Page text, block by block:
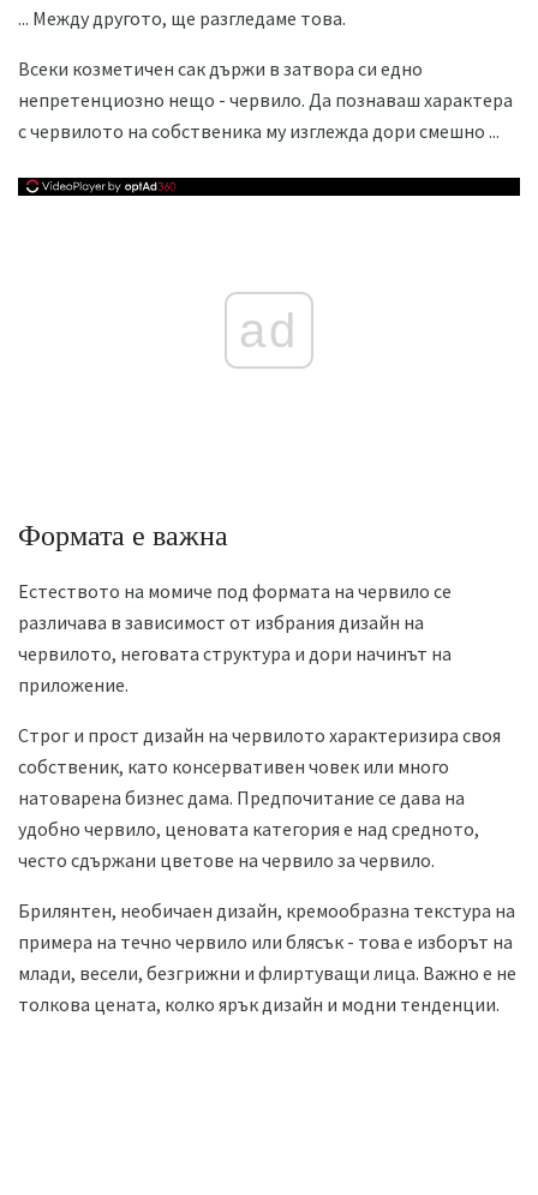
... Между другото, ще разгледаме това.
Всеки козметичен сак държи в затвора си едно
непретенциозно нещо - червило. Да познаваш характера
с червилото на собственика му изглежда дори смешно ...
ad
Формата е важна
Естеството на момиче под формата на червило се
различава в зависимост от избрания дизайн на
червилото, неговата структура и дори начинът на
приложение.
Строг и прост дизайн на червилото характеризира своя
собственик, като консервативен човек или много
натоварена бизнес дама. Предпочитание се дава на
удобно червило, ценовата категория е над средното,
често сдържани цветове на червило за червило.
Брилянтен, необичаен дизайн, кремообразна текстура на
примера на течно червило или блясък - това е изборът на
млади, весели, безгрижни и флиртуващи лица. Важно е не
толкова цената, колко ярък дизайн и модни тенденции.